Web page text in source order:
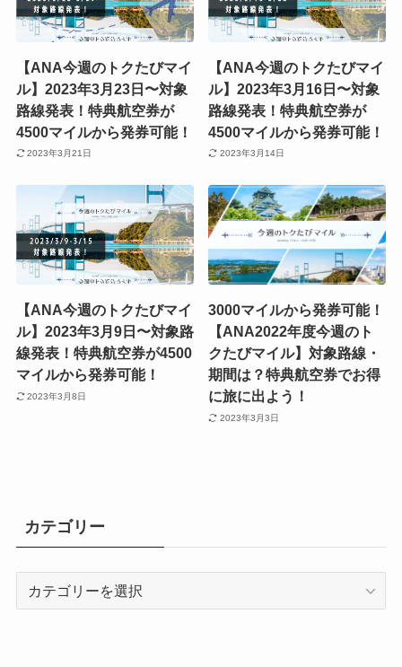
【ANA今週のトクたびマイ
ル】2023年3月23日〜対象
路線発表！特典航空券が
4500マイルから発券可能！
2023年3月21日
【ANA今週のトクたびマイ
ル】2023年3月16日〜対象
路線発表！特典航空券が
4500マイルから発券可能！
2023年3月14日
【ANA今週のトクたびマイ
ル】2023年3月9日〜対象路
線発表！特典航空券が4500
マイルから発券可能！
2023年3月8日
3000マイルから発券可能！
【ANA2022年度今週のト
クたびマイル】対象路線・
期間は？特典航空券でお得
に旅に出よう！
2023年3月3日
カテゴリー